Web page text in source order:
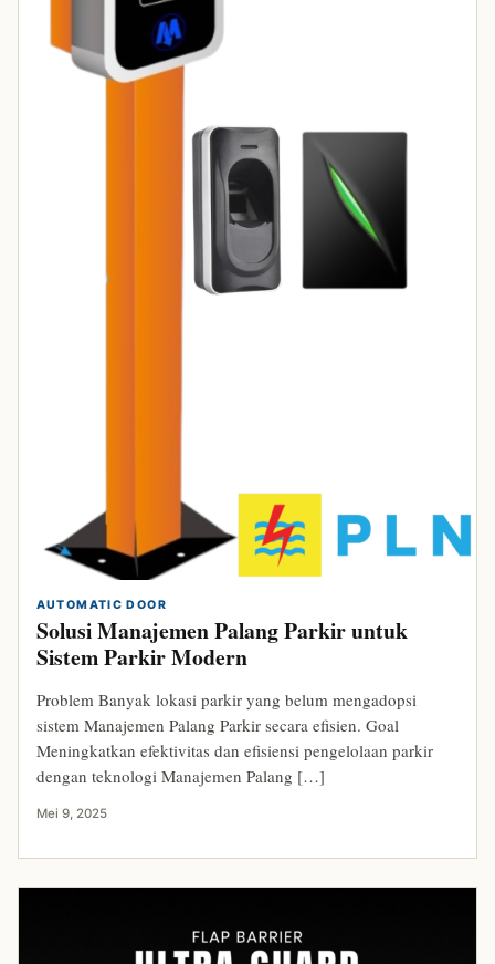
AUTOMATIC DOOR
Solusi Manajemen Palang Parkir untuk
Sistem Parkir Modern
Problem Banyak lokasi parkir yang belum mengadopsi
sistem Manajemen Palang Parkir secara efisien. Goal
Meningkatkan efektivitas dan efisiensi pengelolaan parkir
dengan teknologi Manajemen Palang […]
Mei 9, 2025